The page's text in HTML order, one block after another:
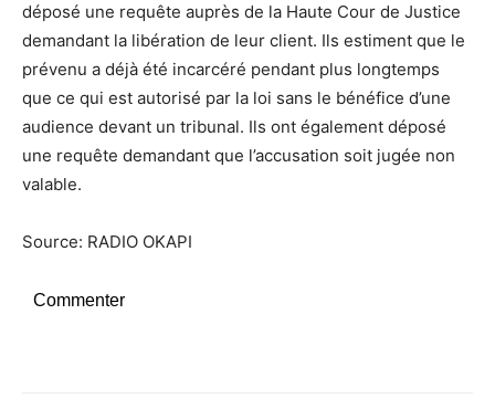
déposé une requête auprès de la Haute Cour de Justice
demandant la libération de leur client. Ils estiment que le
prévenu a déjà été incarcéré pendant plus longtemps
que ce qui est autorisé par la loi sans le bénéfice d’une
audience devant un tribunal. Ils ont également déposé
une requête demandant que l’accusation soit jugée non
valable.
Source: RADIO OKAPI
Commenter